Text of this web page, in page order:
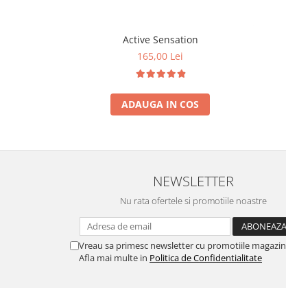
Active Sensation
165,00 Lei
ADAUGA IN COS
NEWSLETTER
Nu rata ofertele si promotiile noastre
Vreau sa primesc newsletter cu promotiile
Afla mai multe in Politica de Confidentialitate